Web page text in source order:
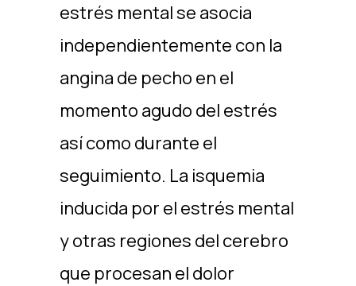
estrés mental se asocia
independientemente con la
angina de pecho en el
momento agudo del estrés
así como durante el
seguimiento. La isquemia
inducida por el estrés mental
y otras regiones del cerebro
que procesan el dolor